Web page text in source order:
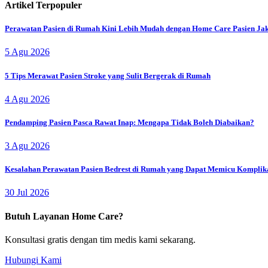
Artikel Terpopuler
Perawatan Pasien di Rumah Kini Lebih Mudah dengan Home Care Pasien
5 Agu 2026
5 Tips Merawat Pasien Stroke yang Sulit Bergerak di Rumah
4 Agu 2026
Pendamping Pasien Pasca Rawat Inap: Mengapa Tidak Boleh Diabaikan?
3 Agu 2026
Kesalahan Perawatan Pasien Bedrest di Rumah yang Dapat Memicu
30 Jul 2026
Butuh Layanan Home Care?
Konsultasi gratis dengan tim medis kami sekarang.
Hubungi Kami